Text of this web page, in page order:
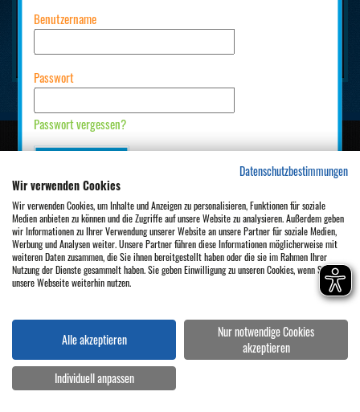
Impressum Kontakt Datenschutz AGB Cookies-Einstellungen
Benutzername
Passwort
Passwort vergessen?
Bist Du neu hier? Dann bitte erstregistrieren.
Datenschutzbestimmungen
Wir verwenden Cookies
Wir verwenden Cookies, um Inhalte und Anzeigen zu personalisieren, Funktionen für soziale
Medien anbieten zu können und die Zugriffe auf unsere Website zu analysieren. Außerdem geben
wir Informationen zu Ihrer Verwendung unserer Website an unsere Partner für soziale Medien,
Werbung und Analysen weiter. Unsere Partner führen diese Informationen möglicherweise mit
weiteren Daten zusammen, die Sie ihnen bereitgestellt haben oder die sie im Rahmen Ihrer
Nutzung der Dienste gesammelt haben. Sie geben Einwilligung zu unseren Cookies, wenn Sie
unsere Webseite weiterhin nutzen.
Alle akzeptieren
Nur notwendige Cookies
akzeptieren
Individuell anpassen